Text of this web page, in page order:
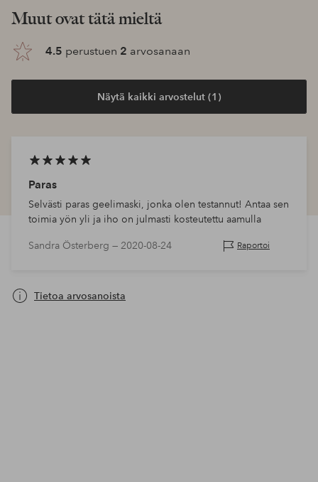
Muut ovat tätä mieltä
4.5 perustuen 2 arvosanaan
Näytä kaikki arvostelut (1)
Paras
Selvästi paras geelimaski, jonka olen testannut! Antaa sen
toimia yön yli ja iho on julmasti kosteutettu aamulla
Sandra Österberg — 2020-08-24 Raportoi
Tietoa arvosanoista